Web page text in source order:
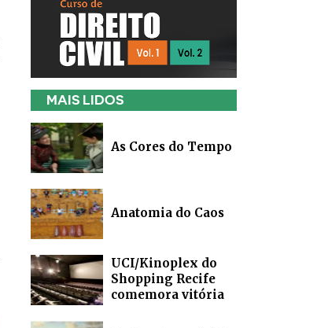
MAIS LIDOS
As Cores do Tempo
Anatomia do Caos
UCI/Kinoplex do
Shopping Recife
comemora vitória